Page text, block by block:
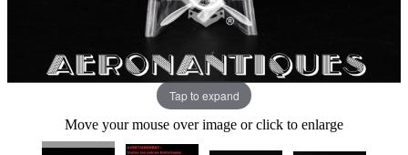
Tap to expand
Move your mouse over image or click to enlarge